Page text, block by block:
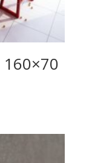
160×70